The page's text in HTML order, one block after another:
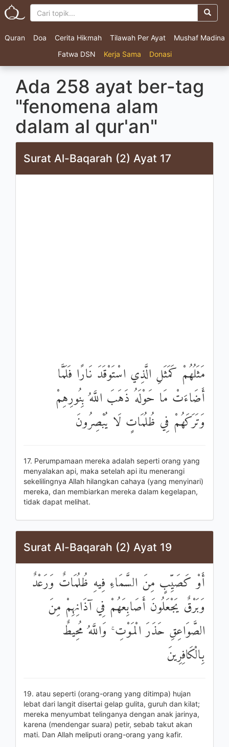
Quran Doa Cerita Hikmah Tilawah Per Ayat
Mushaf Madina
Fatwa DSN
Kerja Sama Donasi
Ada 258 ayat ber-tag
"fenomena alam
dalam al qur'an"
Surat Al-Baqarah (2) Ayat 17
مَثَلُهُمْ كَمَثَلِ الَّذِي اسْتَوْقَدَ نَارًا فَلَمَّا
أَضَاءَتْ مَا حَوْلَهُ ذَهَبَ اللَّهُ بِنُورِهِمْ
وَتَرَكَهُمْ فِي ظُلُمَاتٍ لَا يُبْصِرُونَ
17. Perumpamaan mereka adalah seperti orang yang
menyalakan api, maka setelah api itu menerangi
sekelilingnya Allah hilangkan cahaya (yang menyinari)
mereka, dan membiarkan mereka dalam kegelapan,
tidak dapat melihat.
Surat Al-Baqarah (2) Ayat 19
أَوْ كَصَيِّبٍ مِنَ السَّمَاءِ فِيهِ ظُلُمَاتٌ وَرَعْدٌ
وَبَرْقٌ يَجْعَلُونَ أَصَابِعَهُمْ فِي آذَانِهِمْ مِنَ
الصَّوَاعِقِ حَذَرَ الْمَوْتِ ۚ وَاللَّهُ مُحِيطٌ
بِالْكَافِرِينَ
19. atau seperti (orang-orang yang ditimpa) hujan
lebat dari langit disertai gelap gulita, guruh dan kilat;
mereka menyumbat telinganya dengan anak jarinya,
karena (mendengar suara) petir, sebab takut akan
mati. Dan Allah meliputi orang-orang yang kafir.